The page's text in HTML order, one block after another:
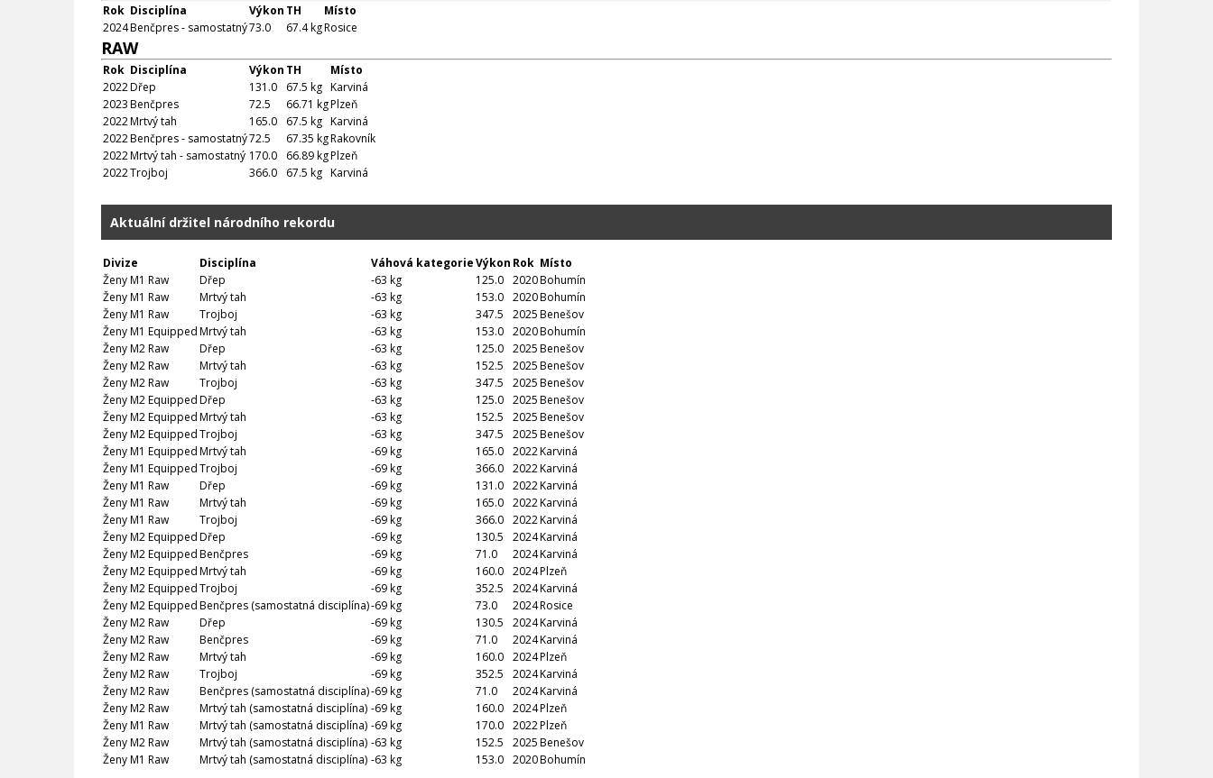
Rok Disciplína Výkon TH
Místo
2024Benčpres - samostatný73.0 67.4 kgRosice
RAW
Rok Disciplína Výkon TH
Místo
2022Dřep 131.0 67.5 kg Karviná
2023Benčpres 72.5 66.71 kgPlzeň
2022Mrtvý tah 165.0 67.5 kg Karviná
2022Benčpres - samostatný72.5 67.35 kgRakovník
2022Mrtvý tah - samostatný 170.0 66.89 kgPlzeň
2022Trojboj 366.0 67.5 kg Karviná
Aktuální držitel národního rekordu
Divize Disciplína Váhová kategorieVýkon Rok Místo
Ženy M1 Raw
Dřep -63 kg 125.0 2020Bohumín
Ženy M1 Raw
Mrtvý tah -63 kg 153.0 2020Bohumín
Ženy M1 Raw
Trojboj -63 kg 347.5 2025Benešov
Ženy M1 EquippedMrtvý tah -63 kg 153.0 2020Bohumín
Ženy M2 Raw
Dřep -63 kg 125.0 2025Benešov
Ženy M2 Raw
Mrtvý tah -63 kg 152.5 2025Benešov
Ženy M2 Raw
Trojboj -63 kg 347.5 2025Benešov
Ženy M2 EquippedDřep -63 kg 125.0 2025Benešov
Ženy M2 EquippedMrtvý tah -63 kg 152.5 2025Benešov
Ženy M2 EquippedTrojboj -63 kg 347.5 2025Benešov
Ženy M1 EquippedMrtvý tah -69 kg 165.0 2022Karviná
Ženy M1 EquippedTrojboj -69 kg 366.0 2022Karviná
Ženy M1 Raw
Dřep -69 kg 131.0 2022Karviná
Ženy M1 Raw
Mrtvý tah -69 kg 165.0 2022Karviná
Ženy M1 Raw
Trojboj -69 kg 366.0 2022Karviná
Ženy M2 EquippedDřep -69 kg 130.5 2024Karviná
Ženy M2 EquippedBenčpres -69 kg 71.0 2024Karviná
Ženy M2 EquippedMrtvý tah -69 kg 160.0 2024Plzeň
Ženy M2 EquippedTrojboj -69 kg 352.5 2024Karviná
Ženy M2 EquippedBenčpres (samostatná disciplína)-69 kg 73.0 2024Rosice
Ženy M2 Raw
Dřep -69 kg 130.5 2024Karviná
Ženy M2 Raw
Benčpres -69 kg 71.0 2024Karviná
Ženy M2 Raw
Mrtvý tah -69 kg 160.0 2024Plzeň
Ženy M2 Raw
Trojboj -69 kg 352.5 2024Karviná
Ženy M2 Raw
Benčpres (samostatná disciplína)-69 kg 71.0 2024Karviná
Ženy M2 Raw
Mrtvý tah (samostatná disciplína) -69 kg 160.0 2024Plzeň
Ženy M1 Raw
Mrtvý tah (samostatná disciplína) -69 kg 170.0 2022Plzeň
Ženy M2 Raw
Mrtvý tah (samostatná disciplína) -63 kg 152.5 2025Benešov
Ženy M1 Raw
Mrtvý tah (samostatná disciplína) -63 kg 153.0 2020Bohumín